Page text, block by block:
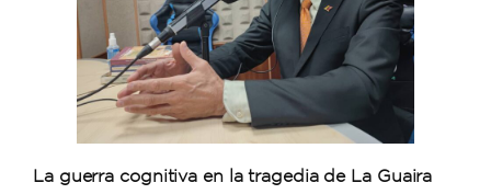
La guerra cognitiva en la tragedia de La Guaira